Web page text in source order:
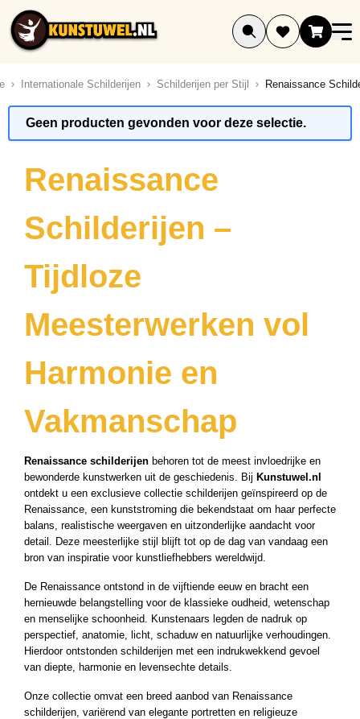
Ga naar de inhoud
Internationale Schilderijen Schilderijen per Stijl Renaissance
Geen producten gevonden voor deze selectie.
Renaissance
Schilderijen –
Tijdloze
Meesterwerken vol
Harmonie en
Vakmanschap
Renaissance schilderijen behoren tot de meest invloedrijke en
bewonderde kunstwerken uit de geschiedenis. Bij Kunstuwel.nl
ontdekt u een exclusieve collectie schilderijen geïnspireerd op de
Renaissance, een kunststroming die bekendstaat om haar perfecte
balans, realistische weergaven en uitzonderlijke aandacht voor
detail. Deze meesterlijke stijl blijft tot op de dag van vandaag een
bron van inspiratie voor kunstliefhebbers wereldwijd.
De Renaissance ontstond in de vijftiende eeuw en bracht een
hernieuwde belangstelling voor de klassieke oudheid, wetenschap
en menselijke schoonheid. Kunstenaars legden de nadruk op
perspectief, anatomie, licht, schaduw en natuurlijke verhoudingen.
Hierdoor ontstonden schilderijen met een indrukwekkend gevoel
van diepte, harmonie en levensechte details.
Onze collectie omvat een breed aanbod van Renaissance
schilderijen, variërend van elegante portretten en religieuze